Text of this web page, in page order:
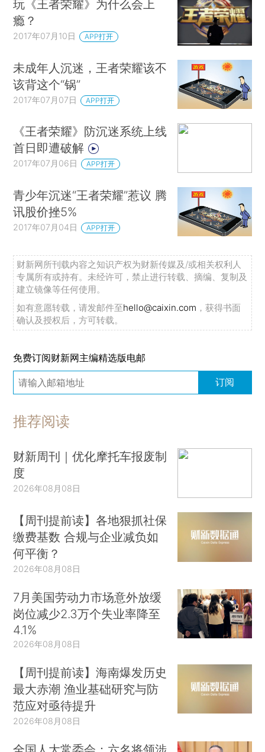
玩《王者荣耀》为什么会上
瘾？
2017年07月10日 APP打开
未成年人沉迷，王者荣耀该不
该背这个“锅”
2017年07月07日 APP打开
《王者荣耀》防沉迷系统上线
首日即遭破解
2017年07月06日 APP打开
青少年沉迷“王者荣耀”惹议 腾
讯股价挫5%
2017年07月04日 APP打开
财新网所刊载内容之知识产权为财新传媒及/或相关权利人
专属所有或持有。未经许可，禁止进行转载、摘编、复制及
建立镜像等任何使用。
如有意愿转载，请发邮件至hello@caixin.com ，获得书面
确认及授权后，方可转载。
免费订阅财新网主编精选版电邮
订阅
推荐阅读
财新周刊｜优化摩托车报废制
度
2026年08月08日
【周刊提前读】各地狠抓社保
缴费基数 合规与企业减负如
何平衡？
2026年08月08日
7月美国劳动力市场意外放缓
岗位减少2.3万个失业率降至
4.1%
2026年08月08日
【周刊提前读】海南爆发历史
最大赤潮 渔业基础研究与防
范应对亟待提升
2026年08月08日
全国人大常委会：六名将领涉